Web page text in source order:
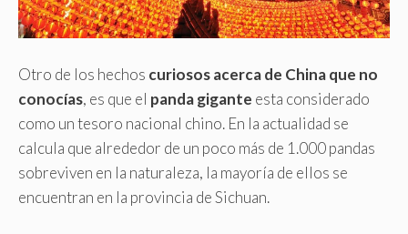
Otro de los hechos curiosos acerca de China que no
conocías, es que el panda gigante esta considerado
como un tesoro nacional chino. En la actualidad se
calcula que alrededor de un poco más de 1.000 pandas
sobreviven en la naturaleza, la mayoría de ellos se
encuentran en la provincia de Sichuan.